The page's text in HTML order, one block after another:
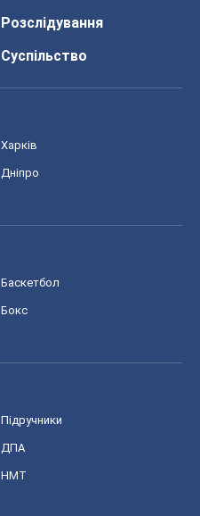
Розслідування
Суспільство
Харків
Дніпро
Баскетбол
Бокс
Підручники
ДПА
НМТ